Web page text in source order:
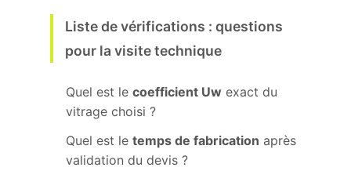
Liste de vérifications : questions
pour la visite technique
Quel est le coefficient Uw exact du
vitrage choisi ?
Quel est le temps de fabrication après
validation du devis ?